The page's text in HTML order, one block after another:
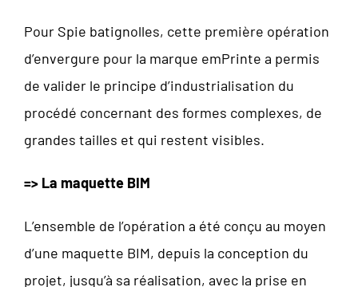
Pour Spie batignolles, cette première opération
d’envergure pour la marque emPrinte a permis
de valider le principe d’industrialisation du
procédé concernant des formes complexes, de
grandes tailles et qui restent visibles.
=> La maquette BIM
L’ensemble de l’opération a été conçu au moyen
d’une maquette BIM, depuis la conception du
projet, jusqu’à sa réalisation, avec la prise en